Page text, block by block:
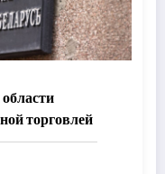
торговлей